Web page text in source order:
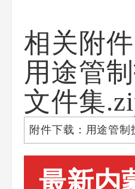
相关附件
用途管
文件集
附件下载：用途管
最新内